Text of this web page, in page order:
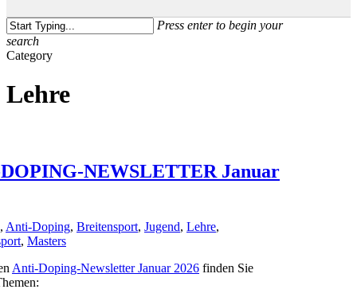
Press enter to begin your
search
Close
Category
Lehre
NEWSLETTER Januar
, Anti-Doping, Breitensport, Jugend, Lehre,
, Masters
Anti-Doping-Newsletter Januar 2026 finden Sie